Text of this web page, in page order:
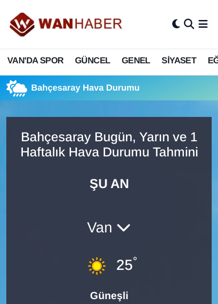
VAN'DA SPOR GÜNCEL GENEL SİYASET
Bahçesaray Hava Durumu
Bahçesaray Bugün, Yarın ve 1
Haftalık Hava Durumu Tahmini
ŞU AN
Van
25°
Güneşli
3.SAYFA
ASAYİŞ
BİLİM VE TEKNOLOJİ
Bölge Haberleri
Van Nöbetçi Eczaneler
Van Hava Durumu
Van Namaz Vakitleri
Süper Lig Puan Durumu ve Fikstür
Son Dakika Haberleri